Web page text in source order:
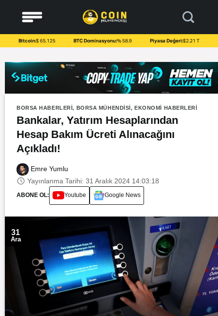
content
Bitcoin:$ 65.125 BTC Dominasyonu:% 58.9 Piyasa Değeri:$2.21 T
BORSA HABERLERI, BORSA MÜHENDISI,EKONOMI HABERLERI
Bankalar, Yatırım Hesaplarından
Hesap Bakım Ücreti Alınacağını
Açıkladı!
Emre Yumlu
Yayınlanma Tarihi: 31 Aralık 2024 14:03:18
ABONE OL: Youtube Google News
31
Ara